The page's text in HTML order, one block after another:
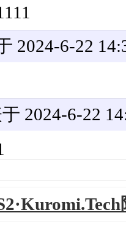
2024-6-22
2024-6-22